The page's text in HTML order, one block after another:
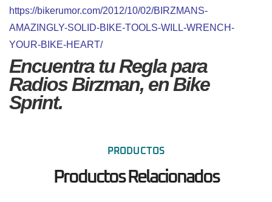
https://bikerumor.com/2012/10/02/BIRZMANS-
AMAZINGLY-SOLID-BIKE-TOOLS-WILL-WRENCH-
YOUR-BIKE-HEART/
Encuentra tu Regla para
Radios Birzman, en Bike
Sprint.
PRODUCTOS
Productos Relacionados